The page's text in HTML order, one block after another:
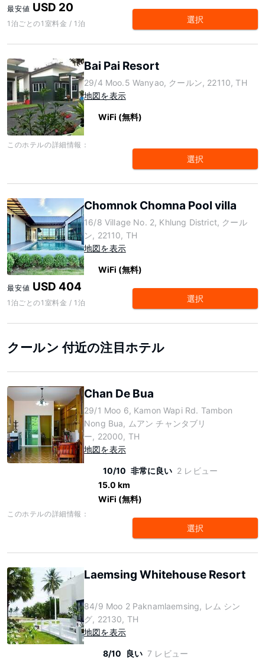
最安値 USD 20
1泊ごとの1室料金 / 1泊 選択
Bai Pai Resort
29/4 Moo.5 Wanyao, クールン, 22110, TH
地図を表示
WiFi (無料)
このホテルの詳細情報：
選択
Chomnok Chomna Pool villa
16/8 Village No. 2, Khlung District, クール
ン, 22110, TH
地図を表示
WiFi (無料)
最安値 USD 404
1泊ごとの1室料金 / 1泊 選択
クールン 付近の注目ホテル
Chan De Bua
29/1 Moo 6, Kamon Wapi Rd. Tambon
Nong Bua, ムアン チャンタブリ
ー, 22000, TH
地図を表示
10/10 非常に良い 2 レビュー
15.0 km
WiFi (無料)
このホテルの詳細情報：
選択
Laemsing Whitehouse Resort
84/9 Moo 2 Paknamlaemsing, レム シン
グ, 22130, TH
地図を表示
8/10 良い 7 レビュー